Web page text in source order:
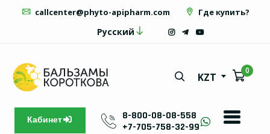
callcenter@phyto-apipharm.com Где купить?
Русский
KZT
0
Кабинет
8-800-08-08-558
+7-705-758-32-99